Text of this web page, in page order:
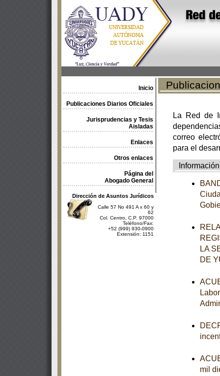
Inicio
Publicaciones Diarios Oficiales
Jurisprudencias y Tesis
Aisladas
Enlaces
Otros enlaces
Página del
Abogado General
Dirección de Asuntos Jurídicos
Calle 57 No 491 A x 60 y
62
Col. Centro, C.P. 97000
Teléfono/Fax:
+52 (999) 930-0900
Extensión: 1151
La Red de
correo
para el
Información
LA
DE
mil